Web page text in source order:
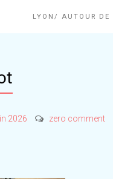
LYON/ AUTOUR DE
2026 zero comment